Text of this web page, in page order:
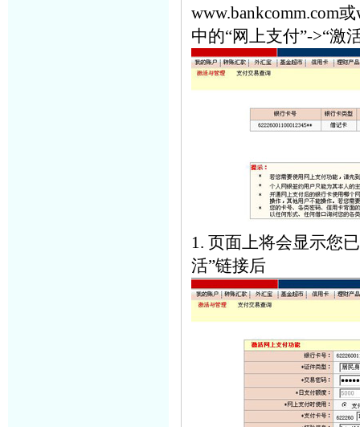
www.bankcomm.com
中的“网上支付”->“激
1. 页面上将会显示您
活”链接后